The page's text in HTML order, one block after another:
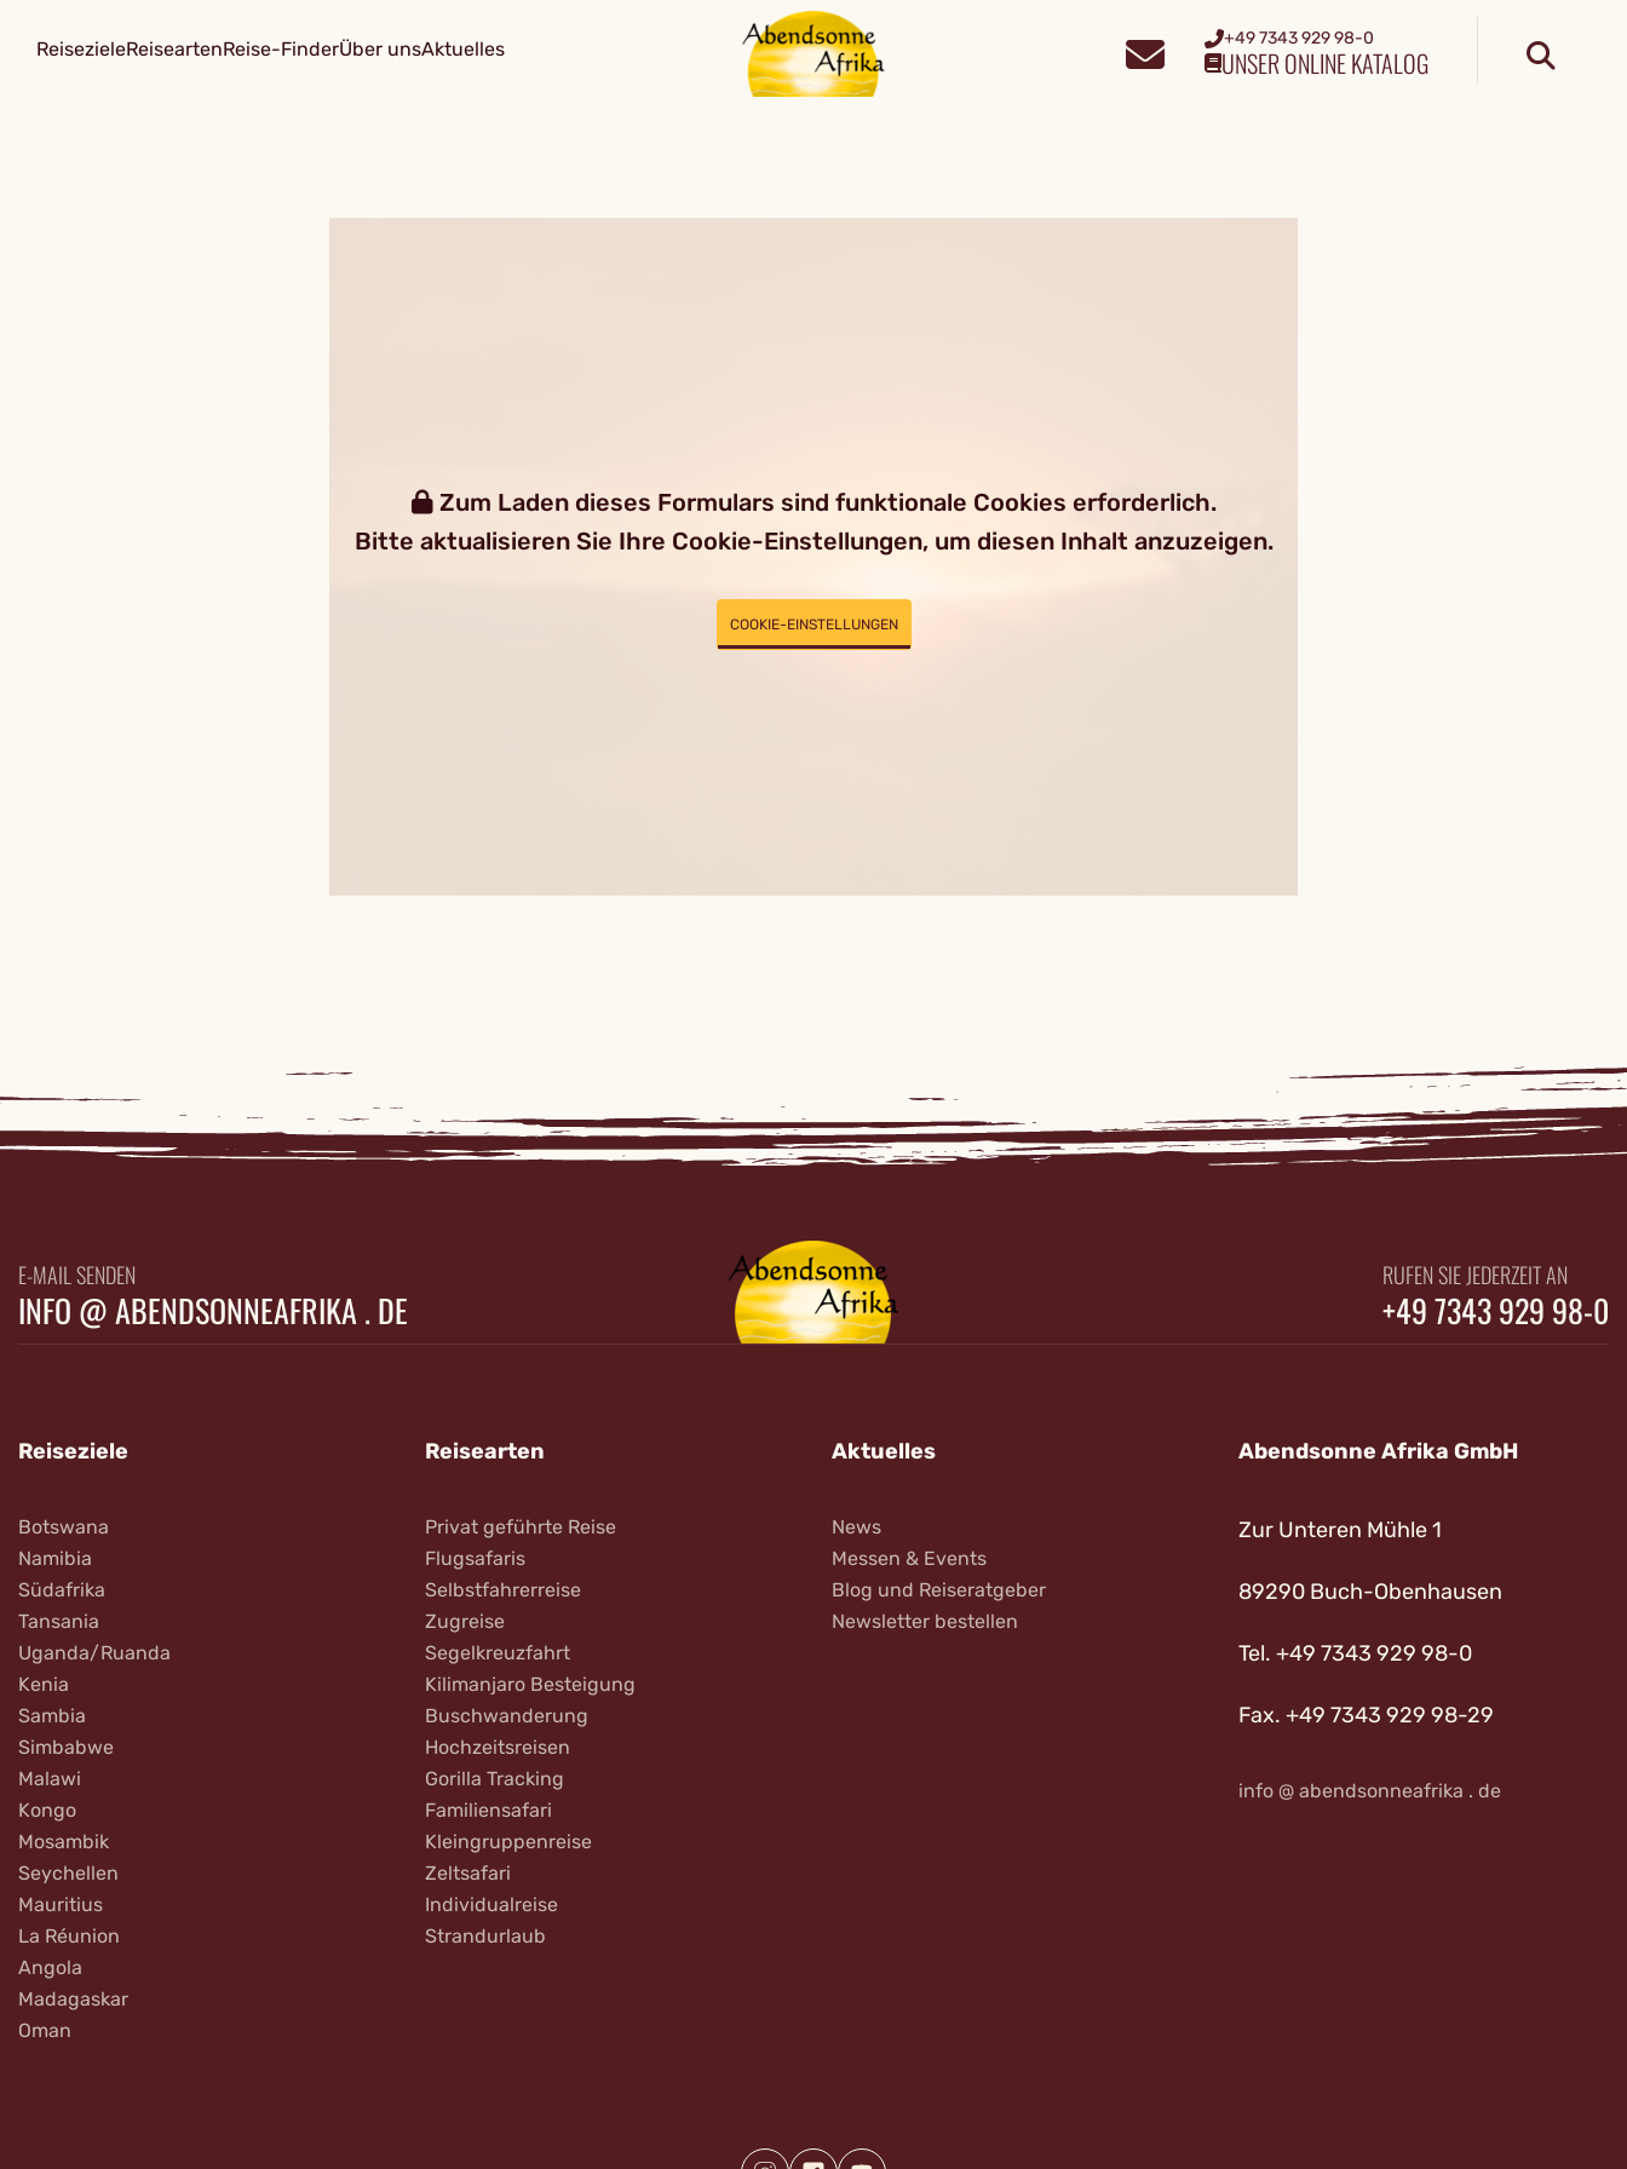
ReisezieleReiseartenReise-FinderÜber unsAktuelles +49 7343 929 98-0
UNSER ONLINE KATALOG
Zum Laden dieses Formulars sind funktionale Cookies erforderlich.
Bitte aktualisieren Sie Ihre Cookie-Einstellungen, um diesen Inhalt anzuzeigen.
COOKIE-EINSTELLUNGEN
E-MAIL SENDEN
INFO @ ABENDSONNEAFRIKA . DE
RUFEN SIE JEDERZEIT AN
+49 7343 929 98-0
Reiseziele
Botswana
Namibia
Südafrika
Tansania
Uganda/Ruanda
Kenia
Sambia
Simbabwe
Malawi
Kongo
Mosambik
Seychellen
Mauritius
La Réunion
Angola
Madagaskar
Oman
Reisearten
Privat geführte Reise
Flugsafaris
Selbstfahrerreise
Zugreise
Segelkreuzfahrt
Kilimanjaro Besteigung
Buschwanderung
Hochzeitsreisen
Gorilla Tracking
Familiensafari
Kleingruppenreise
Zeltsafari
Individualreise
Strandurlaub
Aktuelles
News
Messen & Events
Blog und Reiseratgeber
Newsletter bestellen
Abendsonne Afrika GmbH
Zur Unteren Mühle 1
89290 Buch-Obenhausen
Tel. +49 7343 929 98-0
Fax. +49 7343 929 98-29
info @ abendsonneafrika . de